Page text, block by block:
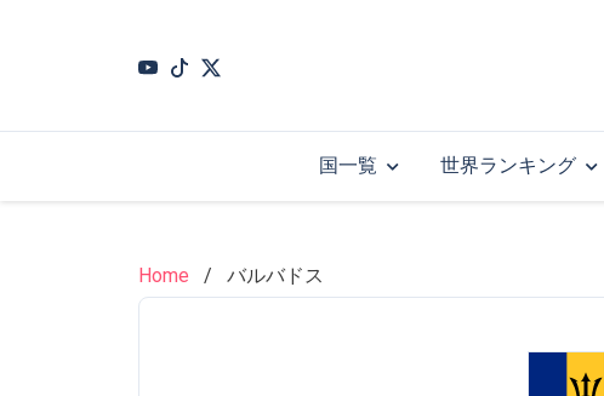
国一覧 世界ランキング
Home バルバドス